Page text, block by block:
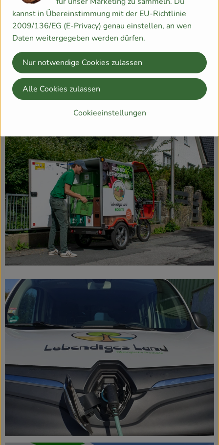
kannst in Übereinstimmung mit der EU-Richtlinie
2009/136/EG (E-Privacy) genau einstellen, an wen
Daten weitergegeben werden dürfen.
Cookieeinstellungen
Nur notwendige Cookies zulassen
Alle Cookies zulassen